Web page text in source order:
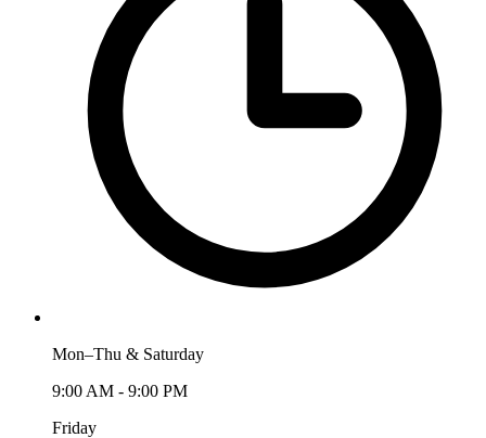
Mon–Thu & Saturday
9:00 AM - 9:00 PM
Friday